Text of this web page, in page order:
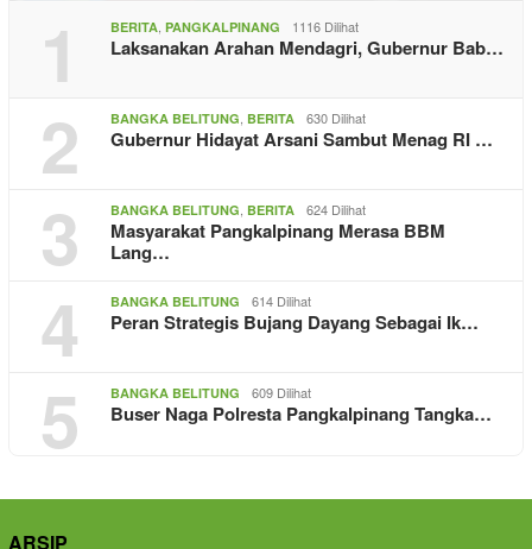
1 BERITA, PANGKALPINANG 1116 Dilihat
Laksanakan Arahan Mendagri, Gubernur Bab…
2 BANGKA BELITUNG, BERITA 630 Dilihat
Gubernur Hidayat Arsani Sambut Menag RI …
3 BANGKA BELITUNG, BERITA 624 Dilihat
Masyarakat Pangkalpinang Merasa BBM
Lang…
4 BANGKA BELITUNG 614 Dilihat
Peran Strategis Bujang Dayang Sebagai Ik…
5 BANGKA BELITUNG 609 Dilihat
Buser Naga Polresta Pangkalpinang Tangka…
ARSIP